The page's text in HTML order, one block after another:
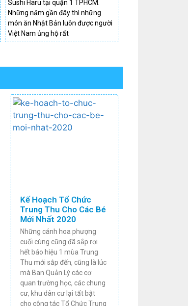
Sushi Haru tại quận 1 TPHCM.
Những năm gần đây thì những
món ăn Nhật Bản luôn được người
Việt Nam ủng hộ rất
Kế Hoạch Tổ Chức
Trung Thu Cho Các Bé
Mới Nhất 2020
Những cánh hoa phượng
cuối cùng cũng đã sắp rơi
hết báo hiệu 1 mùa Trung
Thu mới sắp đến, cũng là lúc
mà Ban Quản Lý các cơ
quan trường học, các chung
cư, khu dân cư lại tất bật
cho công tác Tổ Chức Trung